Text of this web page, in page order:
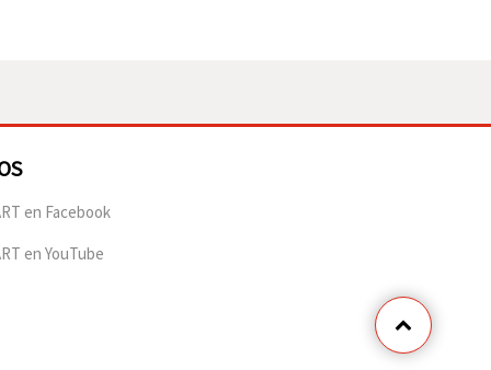
en Facebook
en YouTube